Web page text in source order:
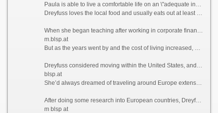
Paula is able to live a comfortable life on an \"adequate income\" in Portugal, which she feels wouldn\'t have been possible if she\'d stayed in California. Courtesy Paula Dreyfuss
Dreyfuss loves the local food and usually eats out at least three times a week, something she simply couldn’t have afforded to do when she was based in San Diego, California, where she lived and worked as a teacher previously.
When she began teaching after working in corporate finance for years, Dreyfuss thought she’d end up with a retirement income that would provide her with a comfortable lifestyle.
m.blsp.at
But as the years went by and the cost of living increased, she realized that this was unlikely to be the case.
Dreyfuss considered moving within the United States, and recalls driving up to Seattle and “stopping at a bunch of places,” but says she couldn’t find anywhere affordable enough to tempt her away.
blsp.at
She’d always dreamed of traveling around Europe extensively, but Dreyfuss knew that this would likely never happen if she stayed where she was. So what better way to explore the continent than actually moving there?
After doing some research into European countries, Dreyfuss found that the only visa that she qualified for at the time was the Portugal D7 visa, which allows non-EU nationals with a stable passive income to reside in the country.
m blsp at